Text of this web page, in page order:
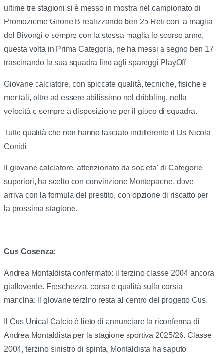
ultime tre stagioni si è messo in mostra nel campionato di
Promoziome Girone B realizzando ben 25 Reti con la maglia
del Bivongi e sempre con la stessa maglia lo scorso anno,
questa volta in Prima Categoria, ne ha messi a segno ben 17
trascinando la sua squadra fino agli spareggi PlayOff
Giovane calciatore, con spiccate qualità, tecniche, fisiche e
mentali, oltre ad essere abilissimo nel dribbling, nella
velocità e sempre a disposizione per il gioco di squadra.
Tutte qualità che non hanno lasciato indifferente il Ds Nicola
Conidi
Il giovane calciatore, attenzionato da societa' di Categorie
superiori, ha scelto con convinzione Montepaone, dove
arriva con la formula del prestito, con opzione di riscatto per
la prossima stagione.
Cus Cosenza:
Andrea Montaldista confermato: il terzino classe 2004 ancora
gialloverde. Freschezza, corsa e qualità sulla corsia
mancina: il giovane terzino resta al centro del progetto Cus.
Il Cus Unical Calcio è lieto di annunciare la riconferma di
Andrea Montaldista per la stagione sportiva 2025/26. Classe
2004, terzino sinistro di spinta, Montaldista ha saputo